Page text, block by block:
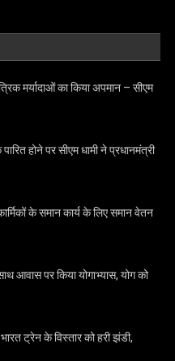
मर्यादाओं का किया अपमान – सीएम
होने पर सीएम धामी ने प्रधानमंत्री
के समान कार्य के लिए समान वेतन
आवास पर किया योगाभ्यास, योग को
ट्रेन के विस्तार को हरी झंडी,